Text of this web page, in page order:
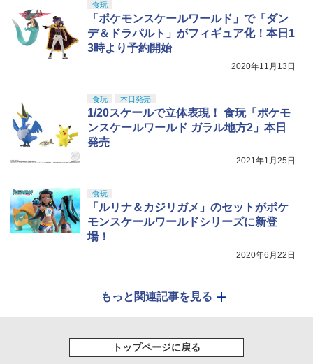
食玩
「ポケモンスケールワールド」で「ダン
デ＆ドラパルト」がフィギュア化！本日1
3時より予約開始
2020年11月13日
食玩 本日発売
1/20スケールで立体表現！ 食玩「ポケモ
ンスケールワールド ガラル地方2」本日
発売
2021年1月25日
食玩
「ルリナ＆カジリガメ」のセットがポケ
モンスケールワールドシリーズに新登
場！
2020年6月22日
もっと関連記事を見る
トップページに戻る